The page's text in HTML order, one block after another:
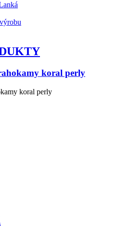
koral perly